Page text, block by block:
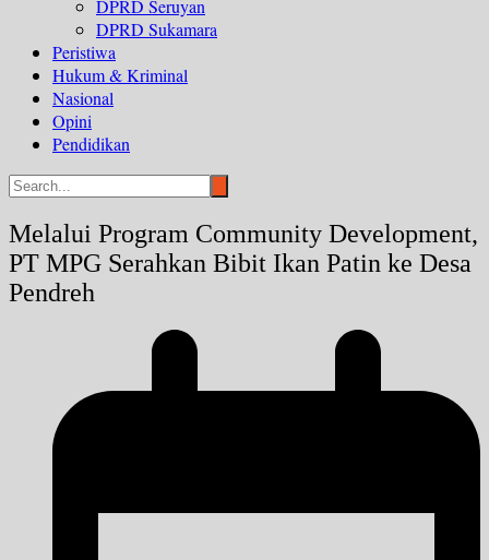
DPRD Seruyan
DPRD Sukamara
Peristiwa
Hukum & Kriminal
Nasional
Opini
Pendidikan
Melalui Program Community Development,
PT MPG Serahkan Bibit Ikan Patin ke Desa
Pendreh